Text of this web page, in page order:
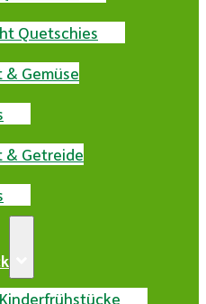
Quetschies
& Gemüse
& Getreide